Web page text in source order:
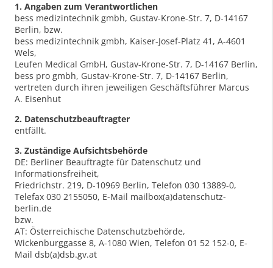
1. Angaben zum Verantwortlichen
bess medizintechnik gmbh, Gustav-Krone-Str. 7, D-14167
Berlin, bzw.
bess medizintechnik gmbh, Kaiser-Josef-Platz 41, A-4601
Wels,
Leufen Medical GmbH, Gustav-Krone-Str. 7, D-14167 Berlin,
bess pro gmbh, Gustav-Krone-Str. 7, D-14167 Berlin,
vertreten durch ihren jeweiligen Geschäftsführer Marcus
A. Eisenhut
2. Datenschutzbeauftragter
entfällt.
3. Zuständige Aufsichtsbehörde
DE: Berliner Beauftragte für Datenschutz und
Informationsfreiheit,
Friedrichstr. 219, D-10969 Berlin, Telefon 030 13889-0,
Telefax 030 2155050, E-Mail mailbox(a)datenschutz-
berlin.de
bzw.
AT: Österreichische Datenschutzbehörde,
Wickenburggasse 8, A-1080 Wien, Telefon 01 52 152-0, E-
Mail dsb(a)dsb.gv.at